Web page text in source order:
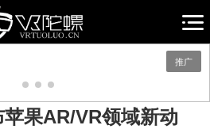
推广
果AR/VR领域新动